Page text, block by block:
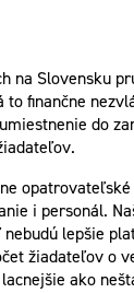
na Slovensku
finančne
do
i personál.
lepšie
žiadateľov o
ako